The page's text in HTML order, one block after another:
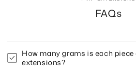
FAQs
How many grams is each
extensions?